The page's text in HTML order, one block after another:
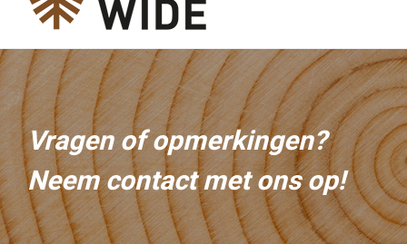
Vragen of opmerkingen?
Neem contact met ons op!